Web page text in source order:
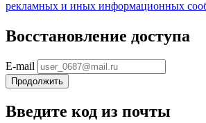
рекламных и иных информационных
Восстановление доступа
E-mail
Продолжить
Введите код из почты